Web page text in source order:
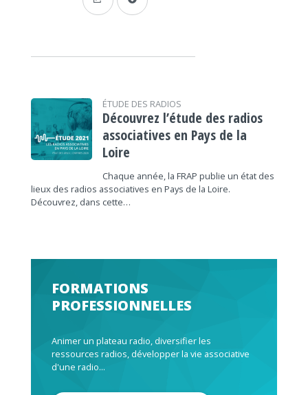
ÉTUDE DES RADIOS
Découvrez l’étude des radios
associatives en Pays de la
Loire
Chaque année, la FRAP publie un état des
lieux des radios associatives en Pays de la Loire.
Découvrez, dans cette…
FORMATIONS
PROFESSIONNELLES
Animer un plateau radio, diversifier les
ressources radios, développer la vie associative
d'une radio...